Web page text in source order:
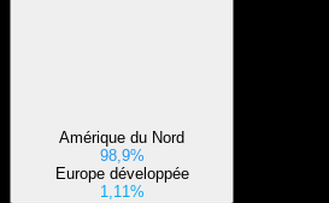
Amérique du Nord
98,9%
Europe développée
1,11%